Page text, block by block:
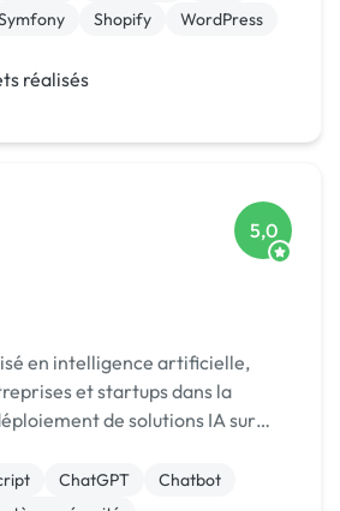
Shopify WordPress
réalisés
5,0
en intelligence artificielle,
et startups dans la
de solutions IA sur
ChatGPT
Chatbot